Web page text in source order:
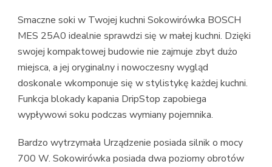
Smaczne soki w Twojej kuchni Sokowirówka BOSCH
MES 25A0 idealnie sprawdzi się w małej kuchni. Dzięki
swojej kompaktowej budowie nie zajmuje zbyt dużo
miejsca, a jej oryginalny i nowoczesny wygląd
doskonale wkomponuje się w stylistykę każdej kuchni.
Funkcja blokady kapania DripStop zapobiega
wypływowi soku podczas wymiany pojemnika.
Bardzo wytrzymała Urządzenie posiada silnik o mocy
700 W. Sokowirówka posiada dwa poziomy obrotów